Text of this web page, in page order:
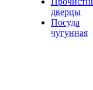
дверцы
Посуда
чугунная